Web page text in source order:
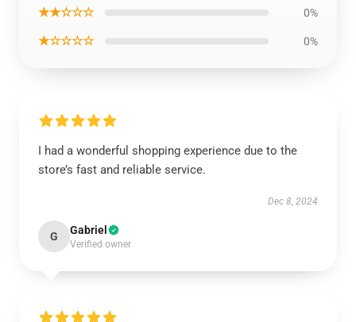
★★☆☆☆ 0%
★☆☆☆☆ 0%
I had a wonderful shopping experience due to the
store’s fast and reliable service.
Dec 8, 2024
G Gabriel
Verified owner